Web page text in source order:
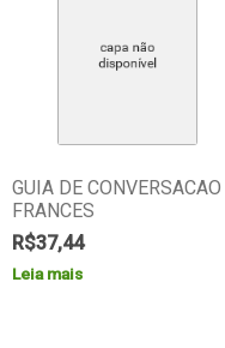
GUIA DE CONVERSACAO
FRANCES
R$37,44
Leia mais